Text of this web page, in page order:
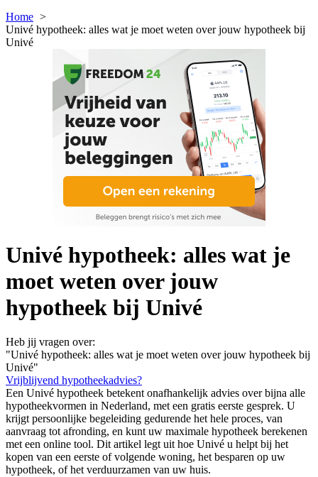
Home
Univé hypotheek: alles wat je moet weten over jouw hypotheek bij
Univé
Univé hypotheek: alles wat je
moet weten over jouw
hypotheek bij Univé
Heb jij vragen over:
"Univé hypotheek: alles wat je moet weten over jouw hypotheek bij
Univé"
Vrijblijvend hypotheekadvies?
Een Univé hypotheek betekent onafhankelijk advies over bijna alle
hypotheekvormen in Nederland, met een gratis eerste gesprek. U
krijgt persoonlijke begeleiding gedurende het hele proces, van
aanvraag tot afronding, en kunt uw maximale hypotheek berekenen
met een online tool. Dit artikel legt uit hoe Univé u helpt bij het
kopen van een eerste of volgende woning, het besparen op uw
hypotheek, of het verduurzamen van uw huis.